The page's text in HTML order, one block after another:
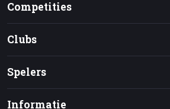
Competities
Clubs
Spelers
Informatie